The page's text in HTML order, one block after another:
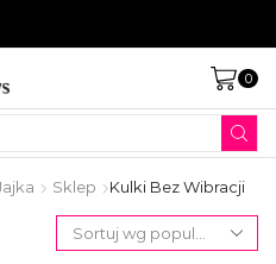
0
Sklep Kulki Bez Wibracji